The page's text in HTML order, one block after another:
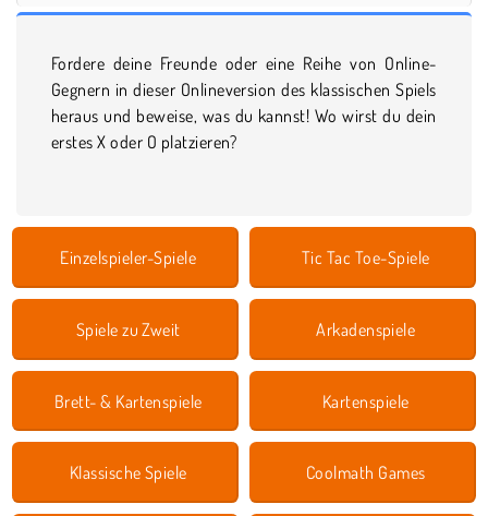
Fordere deine Freunde oder eine Reihe von Online-
Gegnern in dieser Onlineversion des klassischen Spiels
heraus und beweise, was du kannst! Wo wirst du dein
erstes X oder O platzieren?
Einzelspieler-Spiele Tic Tac Toe-Spiele
Spiele zu Zweit Arkadenspiele
Brett- & Kartenspiele Kartenspiele
Klassische Spiele Coolmath Games